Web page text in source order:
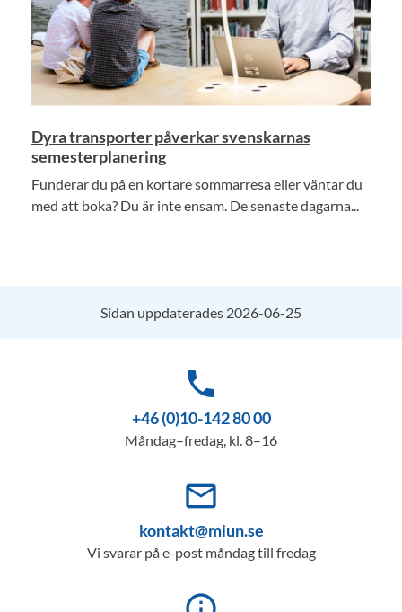
Dyra transporter påverkar svenskarnas
semesterplanering
Funderar du på en kortare sommarresa eller väntar du
med att boka? Du är inte ensam. De senaste dagarna...
Sidan uppdaterades 2026-06-25
phone
+46 (0)10-142 80 00
Måndag–fredag, kl. 8–16
mail_outline
kontakt@miun.se
Vi svarar på e-post måndag till fredag